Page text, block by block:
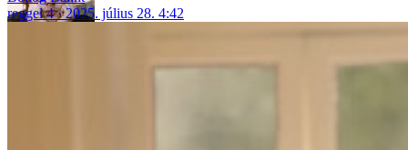
reggel 4
2025. július 28. 4:42